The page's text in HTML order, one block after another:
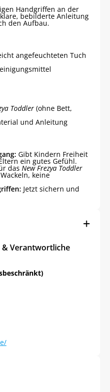
Handgriffen an der
bebilderte Anleitung
den Aufbau.
angefeuchteten Tuch
Toddler (ohne Bett,
und Anleitung
Gibt Kindern Freiheit
ein gutes Gefühl.
das New Frezya Toddler
keine
Jetzt sichern und
Verantwortliche